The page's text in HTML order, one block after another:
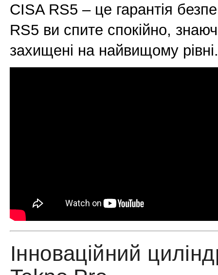
CISA RS5 – це гарантія
RS5 ви спите спокійно,
захищені на найвищому рівні.
Інноваційний